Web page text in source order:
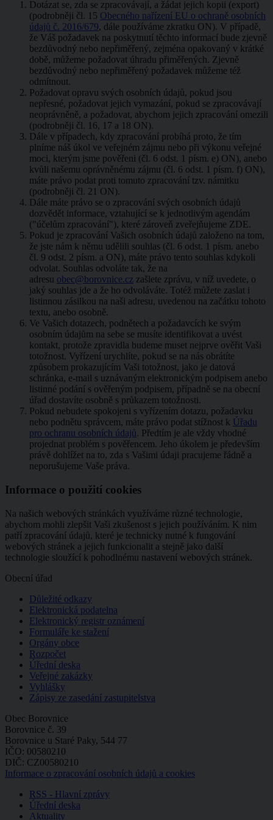
Dotázat se, zda se zpracovávají, a žádat jejich kopii (export)
(podrobněji čl. 15 Obecného nařízení EU o ochraně osobních
údajů č. 2016/679, dále používáme zkratku ON). V případě,
že Váš požadavek na poskytnutí těchto informací bude zjevně
bezdůvodný nebo nepřiměřený, zejména opakovaný v krátké
době, můžeme požadovat úhradu přiměřených. Zjevně
bezdůvodný nebo nepřiměřený požadavek můžeme též
odmítnout.
Požadovat opravu svých osobních údajů, pokud jsou
nepřesné, požadovat jejich vymazání, pokud se zpracovávají
neoprávněně, a požadovat, abychom jejich zpracování omezili
(podrobněji čl. 16, 17 a 18 ON).
Dále v případech, kdy zpracování probíhá proto, že tím
plníme náš úkol ve veřejném zájmu nebo při výkonu veřejné
moci, kterým jsme pověřeni (čl. 6 odst. 1 písm. e) ON), anebo
kvůli našemu oprávněnému zájmu (čl. 6 odst. 1 písm. f) ON),
máte právo podat proti tomuto zpracování tzv. námitku
(podrobněji čl. 21 ON).
Dále máte právo se o zpracování svých osobních údajů
dozvědět informace, vztahující se k jednotlivým agendám
("účelům zpracování"), které zároveň zveřejňujeme ZDE.
Pokud je zpracování Vašich osobních údajů založeno na tom,
že jste nám k němu udělili souhlas (čl. 6 odst. 1 písm. anebo
čl. 9 odst. 2 písm. a ON), máte právo tento souhlas kdykoli
odvolat. Souhlas odvoláte tak, že na
adresu obec@borovnice.cz zašlete zprávu, v níž uvedete, o
jaký souhlas jde a že ho odvoláváte. Totéž můžete zaslat i
listinnou zásilkou na naši adresu, uvedenou na začátku tohoto
textu, anebo osobně.
Ve Vašich dotazech, podnětech a požadavcích ke svým
osobním údajům na sebe se musíte identifikovat a uvést
kontakt, protože zpravidla budeme muset nejprve ověřit Vaši
totožnost. Vyřízení urychlíte, pokud se na nás obrátíte
způsobem prokazujícím Vaši totožnost, jako je datová
schránka, e-mail s uznávaným elektronickým podpisem anebo
listinné podání s ověřeným podpisem, případně se na obecní
úřad dostavíte osobně s průkazem totožnosti.
Pokud nebudete spokojeni s vyřízením dotazu, požadavku
nebo podnětu správcem, máte právo podat stížnost k Úřadu
pro ochranu osobních údajů. Předtím je ale vždy vhodné
projednat problém s pověřencem. Jeho úkolem je především
právě dohlížet na to, zda s Vašimi údaji pracujeme řádně a
neporušujeme Vaše práva.
Informace o použití cookies
Na našich webových stránkách využíváme různé technologie,
abychom mohli zlepšit Vaši zkušenost s jejich používáním. K nim
patří zpracování údajů, které je technicky nutné k fungování
webových stránek a jejich funkcionalit a stejně jako další
technologie sloužící k pohodlnému nastavení webových stránek.
Obecní úřad
Důležité odkazy
Elektronická podatelna
Elektronický registr oznámení
Formuláře ke stažení
Orgány obce
Rozpočet
Úřední deska
Veřejné zakázky
Vyhlášky
Zápisy ze zasedání zastupitelstva
Obec Borovnice
Borovnice č. 39
Borovnice u Staré Paky, 544 77
IČO: 00580210
DIČ: CZ00580210
Informace o zpracování osobních údajů a cookies
RSS - Hlavní zprávy
Úřední deska
Aktuality